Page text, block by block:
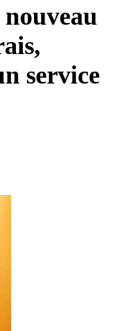
service